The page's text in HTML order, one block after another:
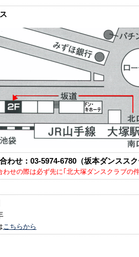
わせ： 03-5974-6780（坂本ダンススク
わせの際は必ず先に｢北大塚ダンスクラブの
こちらから